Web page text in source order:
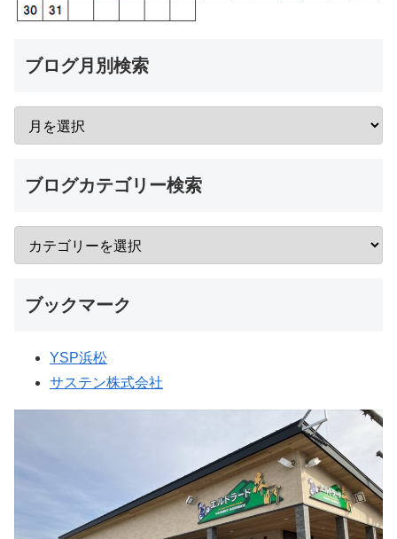
ブログ月別検索
ブログカテゴリー検索
ブックマーク
YSP浜松
サステン株式会社